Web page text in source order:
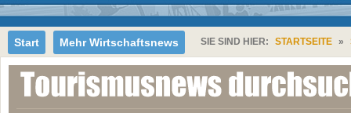
Jump to Navigation
Start Mehr Wirtschaftsnews SIE SIND HIER:
SIE SIND HIER
STARTSEITE »